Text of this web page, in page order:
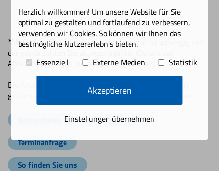
*Als Online-Check verfügbar; das Honorar ist abhängig von
der gewünschten Beratungsmodalität (Details zur
Abrechnung: folgen Sie den jeweiligen Links)
Die
Anamnese- und Untersuchungsbögen
genannten Checks können Sie bequem online ausfüllen.
Kostenfreies Informationsgespräch!
Terminanfrage
So finden Sie uns
Herzlich willkommen! Um unsere Website für Sie
optimal zu gestalten und fortlaufend zu verbessern,
verwenden wir Cookies. So können wir Ihnen das
bestmögliche Nutzererlebnis bieten.
Essenziell
Externe Medien Statistik
Akzeptieren
Einstellungen übernehmen